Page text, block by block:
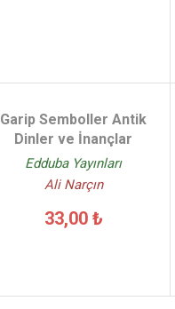
Garip Semboller Antik
Dinler ve İnançlar
Edduba Yayınları
Ali Narçın
33,00 ₺